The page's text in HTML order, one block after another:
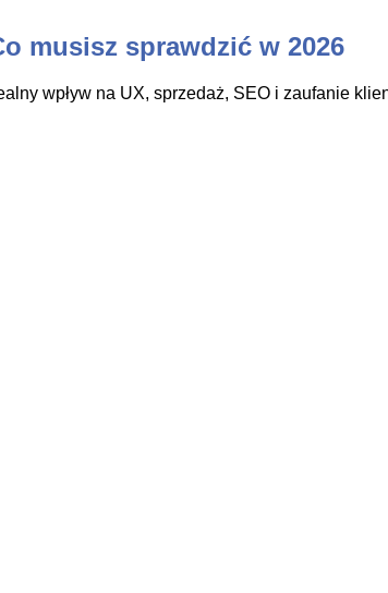
musisz sprawdzić w 2026
wpływ na UX, sprzedaż, SEO i zaufanie